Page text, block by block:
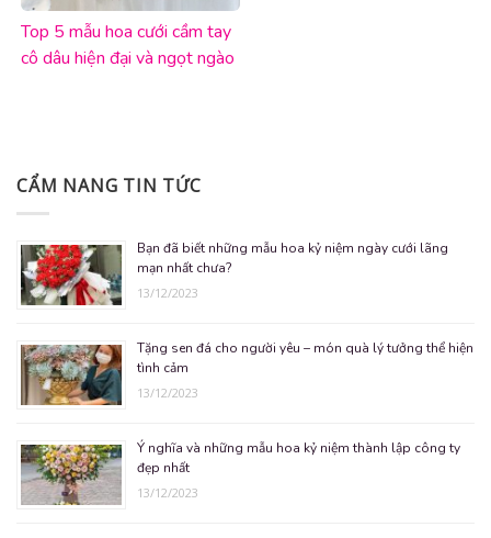
Top 5 mẫu hoa cưới cầm tay
cô dâu hiện đại và ngọt ngào
CẨM NANG TIN TỨC
Bạn đã biết những mẫu hoa kỷ niệm ngày cưới lãng
mạn nhất chưa?
13/12/2023
Tặng sen đá cho người yêu – món quà lý tưởng thể hiện
tình cảm
13/12/2023
Ý nghĩa và những mẫu hoa kỷ niệm thành lập công ty
đẹp nhất
13/12/2023